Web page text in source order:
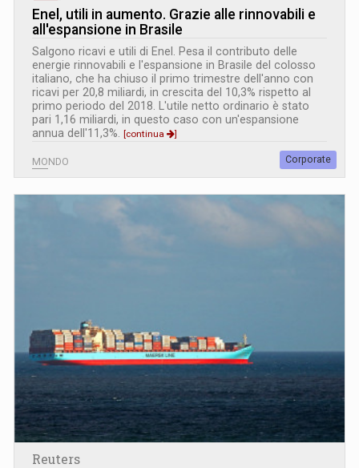
Enel, utili in aumento. Grazie alle rinnovabili e
all'espansione in Brasile
Salgono ricavi e utili di Enel. Pesa il contributo delle
energie rinnovabili e l'espansione in Brasile del colosso
italiano, che ha chiuso il primo trimestre dell'anno con
ricavi per 20,8 miliardi, in crescita del 10,3% rispetto al
primo periodo del 2018. L'utile netto ordinario è stato
pari 1,16 miliardi, in questo caso con un'espansione
annua dell'11,3%.
[continua ]
MONDO Corporate
Reuters